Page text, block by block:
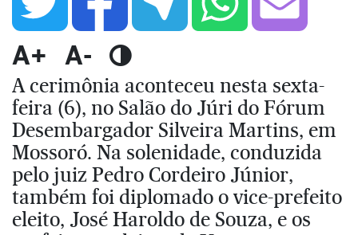
A+ A-
A cerimônia aconteceu nesta sexta-
feira (6), no Salão do Júri do Fórum
Desembargador Silveira Martins, em
Mossoró. Na solenidade, conduzida
pelo juiz Pedro Cordeiro Júnior,
também foi diplomado o vice-prefeito
eleito, José Haroldo de Souza, e os